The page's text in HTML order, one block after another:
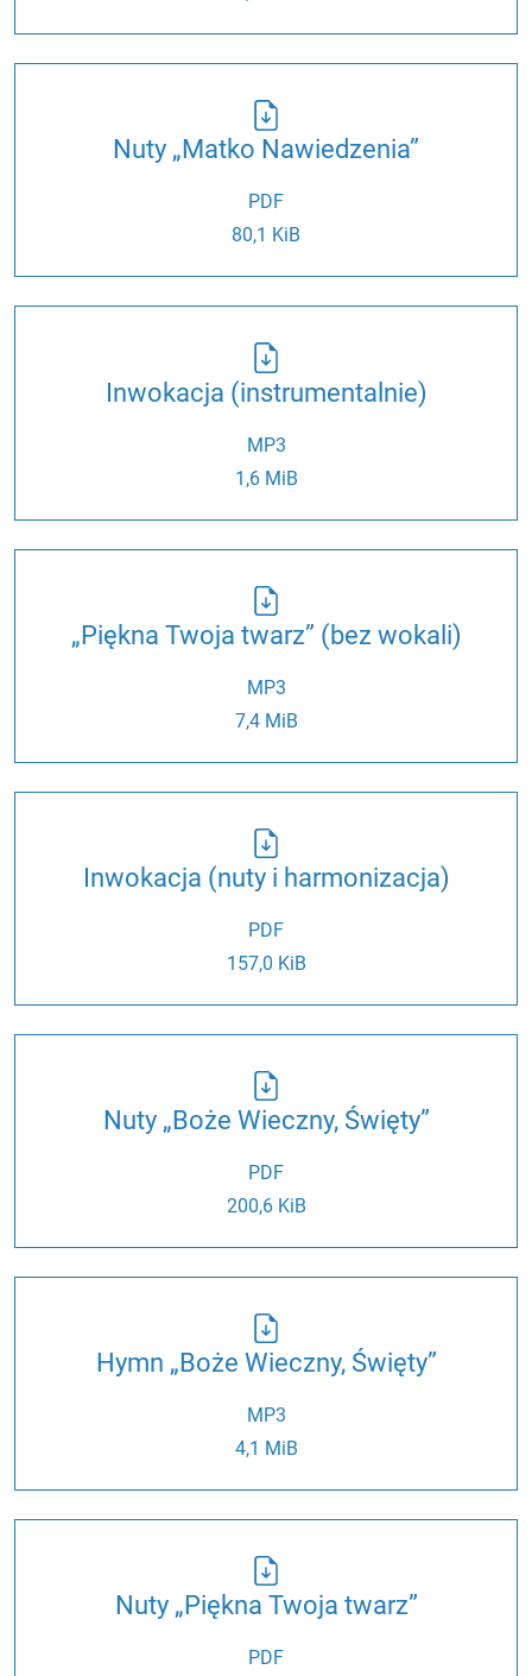
Nuty „Matko Nawiedzenia”
PDF
80,1 KiB
Inwokacja (instrumentalnie)
MP3
1,6 MiB
„Piękna Twoja twarz” (bez wokali)
MP3
7,4 MiB
Inwokacja (nuty i harmonizacja)
PDF
157,0 KiB
Nuty „Boże Wieczny, Święty”
PDF
200,6 KiB
Hymn „Boże Wieczny, Święty”
MP3
4,1 MiB
Nuty „Piękna Twoja twarz”
PDF